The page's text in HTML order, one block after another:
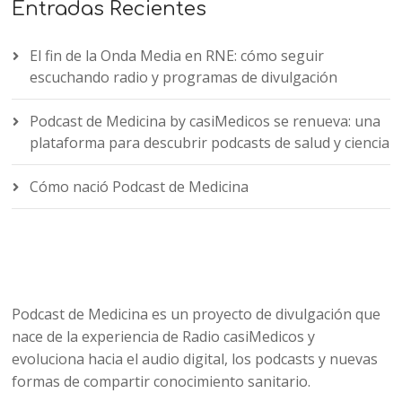
Entradas Recientes
El fin de la Onda Media en RNE: cómo seguir
escuchando radio y programas de divulgación
Podcast de Medicina by casiMedicos se renueva: una
plataforma para descubrir podcasts de salud y ciencia
Cómo nació Podcast de Medicina
Podcast de Medicina es un proyecto de divulgación que
nace de la experiencia de Radio casiMedicos y
evoluciona hacia el audio digital, los podcasts y nuevas
formas de compartir conocimiento sanitario.